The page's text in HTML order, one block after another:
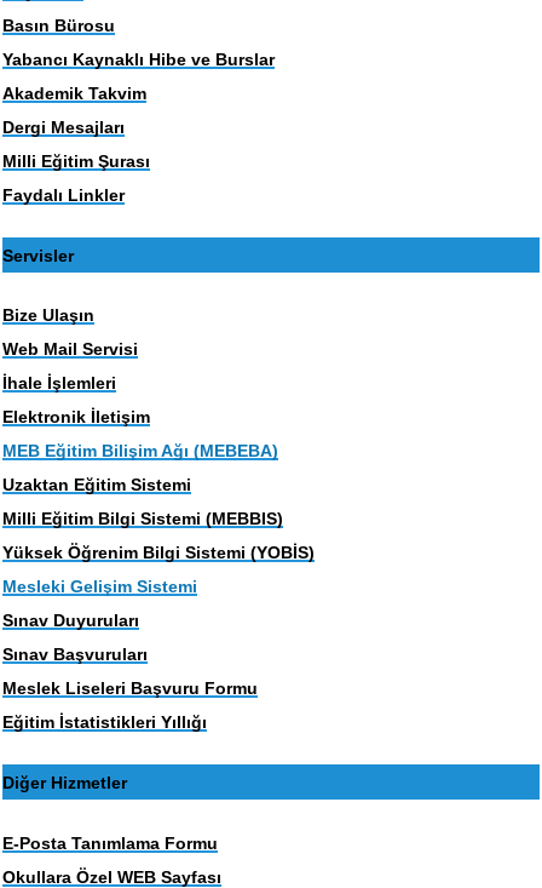
Basın Bürosu
Yabancı Kaynaklı Hibe ve Burslar
Akademik Takvim
Dergi Mesajları
Milli Eğitim Şurası
Faydalı Linkler
Servisler
Bize Ulaşın
Web Mail Servisi
İhale İşlemleri
Elektronik İletişim
MEB Eğitim Bilişim Ağı (MEBEBA)
Uzaktan Eğitim Sistemi
Milli Eğitim Bilgi Sistemi (MEBBIS)
Yüksek Öğrenim Bilgi Sistemi (YOBİS)
Mesleki Gelişim Sistemi
Sınav Duyuruları
Sınav Başvuruları
Meslek Liseleri Başvuru Formu
Eğitim İstatistikleri Yıllığı
Diğer Hizmetler
E-Posta Tanımlama Formu
Okullara Özel WEB Sayfası